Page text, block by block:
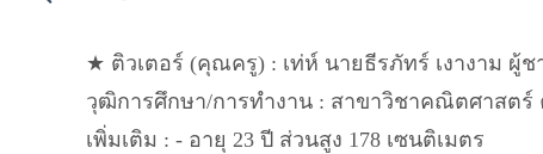
★ ติวเตอร์ (คุณครู) : เท่ห์ นายธีรภัทร์ เงางาม ผู้ช
วุฒิการศึกษา/การทำงาน : สาขาวิชาคณิตศาสต
เพิ่มเติม : - อายุ 23 ปี ส่วนสูง 178 เซนติเมตร